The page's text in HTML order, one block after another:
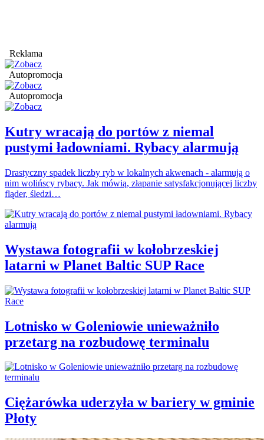
Reklama
Autopromocja
Autopromocja
Kutry wracają do portów z niemal
pustymi ładowniami. Rybacy alarmują
Drastyczny spadek liczby ryb w lokalnych akwenach - alarmują o
nim wolińscy rybacy. Jak mówią, złapanie satysfakcjonującej liczby
fląder, śledzi…
Wystawa fotografii w kołobrzeskiej
latarni w Planet Baltic SUP Race
Lotnisko w Goleniowie unieważniło
przetarg na rozbudowę terminalu
Ciężarówka uderzyła w bariery w gminie
Płoty